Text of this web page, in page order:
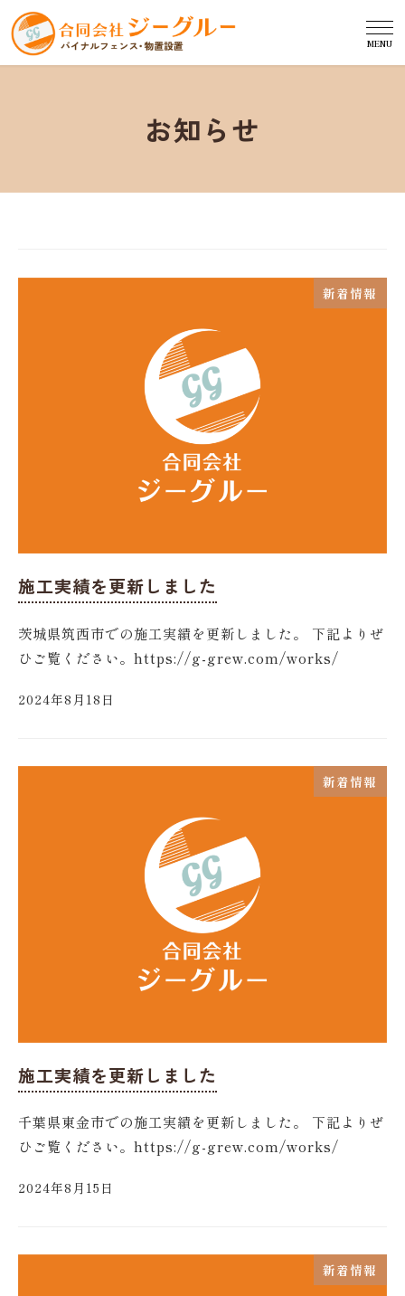
MENU
お知らせ
新着情報
施工実績を更新しました
茨城県筑西市での施工実績を更新しました。 下記よりぜ
ひご覧ください。https://g-grew.com/works/
2024年8月18日
新着情報
施工実績を更新しました
千葉県東金市での施工実績を更新しました。 下記よりぜ
ひご覧ください。https://g-grew.com/works/
2024年8月15日
新着情報